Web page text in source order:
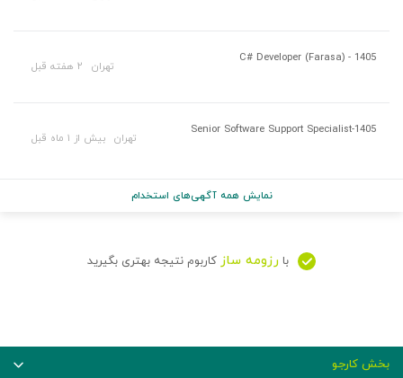
C# Developer (Farasa) - 1405
تهران ۲ هفته قبل
Senior Software Support Specialist-1405
تهران بیش از ۱ ماه قبل
نمایش همه آگهی‌های استخدام
با رزومه ساز کاربوم نتیجه بهتری بگیرید
بخش کارجو